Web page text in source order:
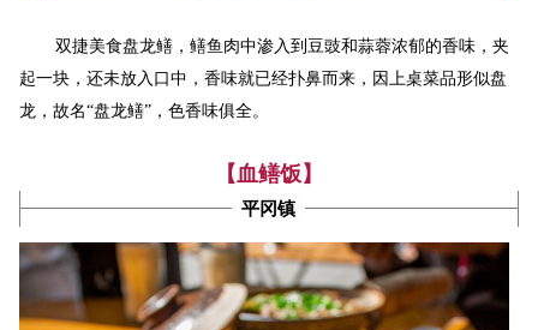
双捷美食盘龙鳝，鳝鱼肉中渗入到豆豉和蒜蓉浓郁的香味，夹
起一块，还未放入口中，香味就已经扑鼻而来，因上桌菜品形似盘
龙，故名“盘龙鳝”，色香味俱全。
【血鳝饭】
平冈镇